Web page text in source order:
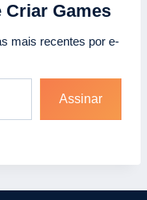
Criar Games
mais recentes por e-
Assinar